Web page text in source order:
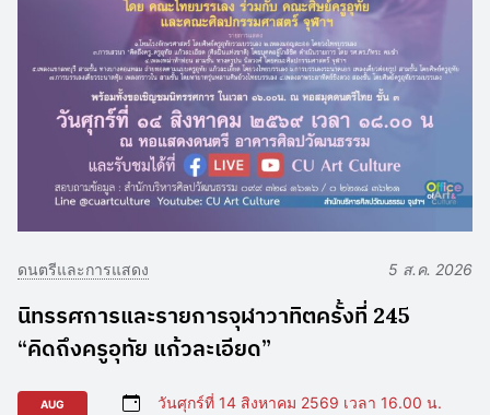
ดนตรีและการแสดง 5 ส.ค. 2026
นิทรรศการและรายการจุฬาวาทิตครั้งที่ 245
“คิดถึงครูอุทัย แก้วละเอียด”
AUG
วันศุกร์ที่ 14 สิงหาคม 2569 เวลา 16.00 น.